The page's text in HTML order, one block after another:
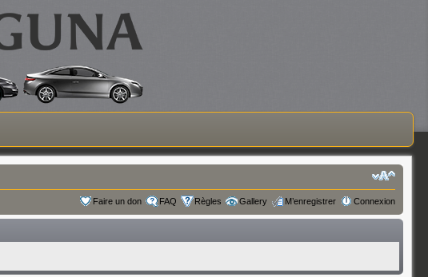
Faire un don FAQ Règles Gallery M’enregistrer Connexion